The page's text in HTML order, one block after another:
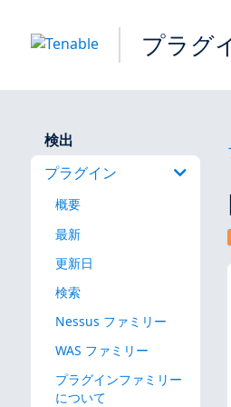
プラグ
検出
プラグイン
概要
最新
更新日
検索
Nessus ファミリー
WAS ファミリー
プラグインファミリー
について